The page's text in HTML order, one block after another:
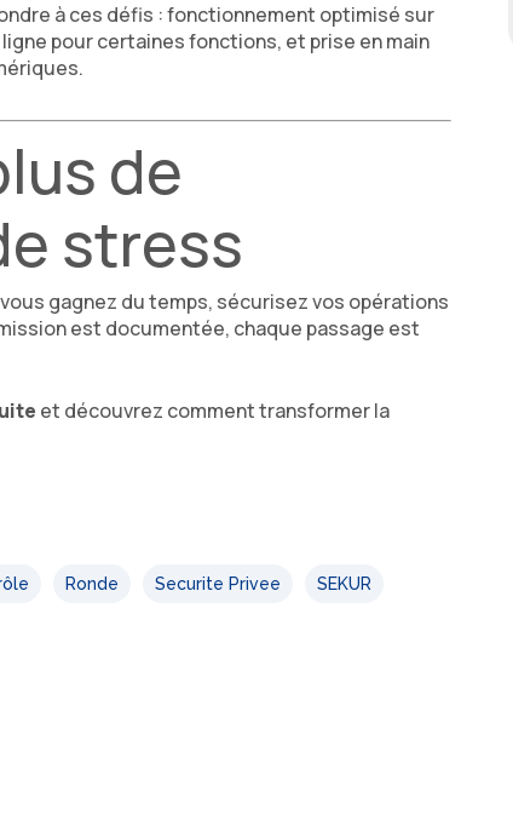
à ces défis : fonctionnement optimisé sur
pour certaines fonctions, et prise en main
de
stress
gagnez du temps, sécurisez vos opérations
est documentée, chaque passage est
et découvrez comment transformer la
Ronde Securite Privee SEKUR